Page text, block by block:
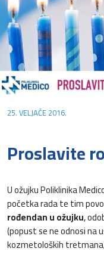
25. VELJAČE 2016.
Proslavite
U ožujku Poliklinika
početka rada te tim
rođendan u ožujku,
(popust se ne odnosi na
kozmetoloških